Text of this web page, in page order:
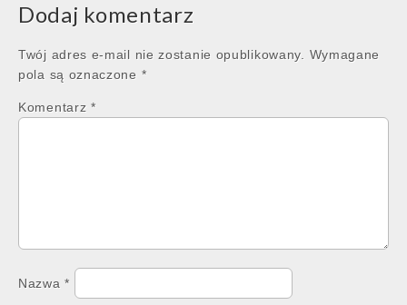
Dodaj komentarz
Twój adres e-mail nie zostanie opublikowany.
Wymagane
pola są oznaczone *
Komentarz *
Nazwa*